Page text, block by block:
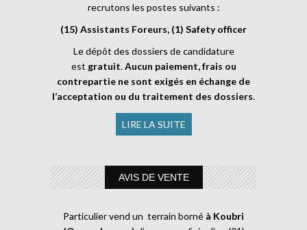
recrutons les postes suivants :
(15) Assistants Foreurs, (1) Safety officer
Le dépôt des dossiers de candidature
est gratuit.Aucun paiement, frais ou
contrepartie ne sont exigés en échange de
l’acceptation ou du traitement des dossiers.
LIRE LA SUITE
AVIS DE VENTE
Particulier vend un terrain borné à Koubri